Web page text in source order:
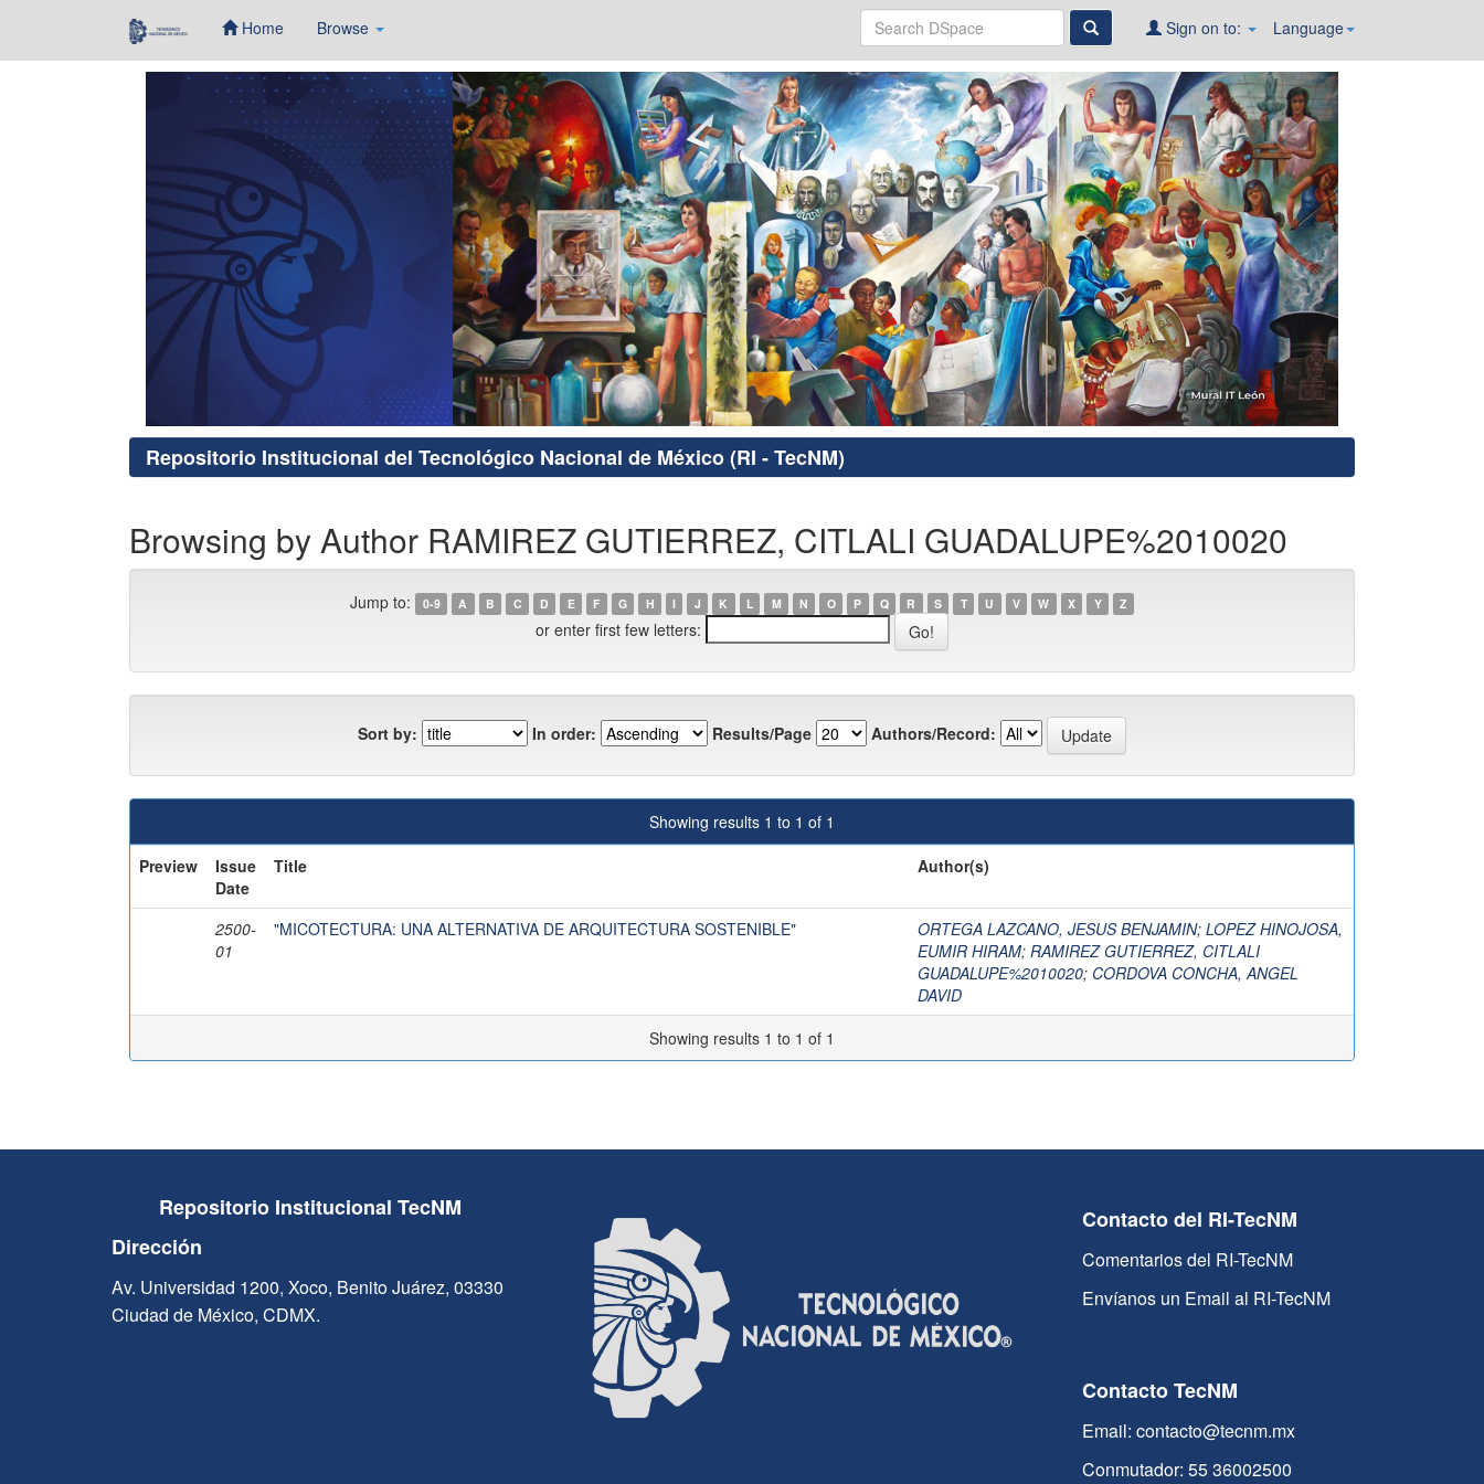
Home Browse Language
Sign on to:
Repositorio Institucional del Tecnológico Nacional de México (RI - TecNM)
Browsing by Author RAMIREZ GUTIERREZ, CITLALI GUADALUPE%2010020
Jump to: 0-9 A B C D E F G H I J K L M N O P Q R S T U V W X Y Z
or enter first few letters:
Sort by: In order: Results/Page Authors/Record:
Showing results 1 to 1 of 1
Preview
Issue
Date
Title Author(s)
2500-
01
"MICOTECTURA: UNA ALTERNATIVA DE ARQUITECTURA SOSTENIBLE" ORTEGA LAZCANO, JESUS BENJAMIN; LOPEZ HINOJOSA,
EUMIR HIRAM; RAMIREZ GUTIERREZ, CITLALI
GUADALUPE%2010020; CORDOVA CONCHA, ANGEL
DAVID
Showing results 1 to 1 of 1
Repositorio Institucional TecNM
Dirección
Av. Universidad 1200, Xoco, Benito Juárez, 03330
Ciudad de México, CDMX.
Contacto del RI-TecNM
Comentarios del RI-TecNM
Envíanos un Email al RI-TecNM
Contacto TecNM
Email: contacto@tecnm.mx
Conmutador: 55 36002500